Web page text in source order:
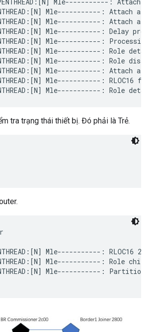
Mle-----------: Attach
Mle-----------: Attach
Mle-----------: Delay
Mle-----------:
Mle-----------: Role
Mle-----------: Role
Mle-----------: Attach
Mle-----------: RLOC16
tra trạng thái thiết bị. Đó phải là Trẻ.
Mle-----------: RLOC16
Mle-----------: Role
Mle-----------: Partition